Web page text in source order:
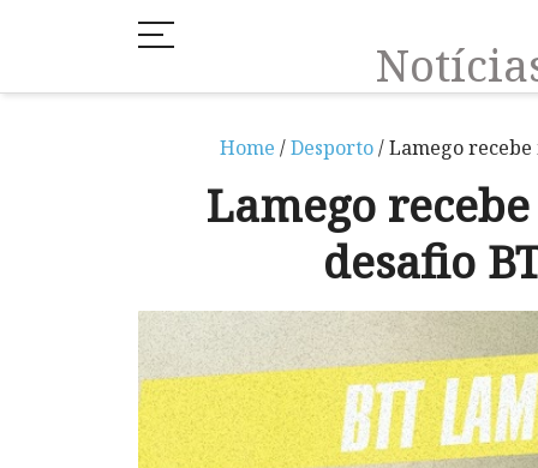
Home /Desporto/ Lamego
Lamego
desafio